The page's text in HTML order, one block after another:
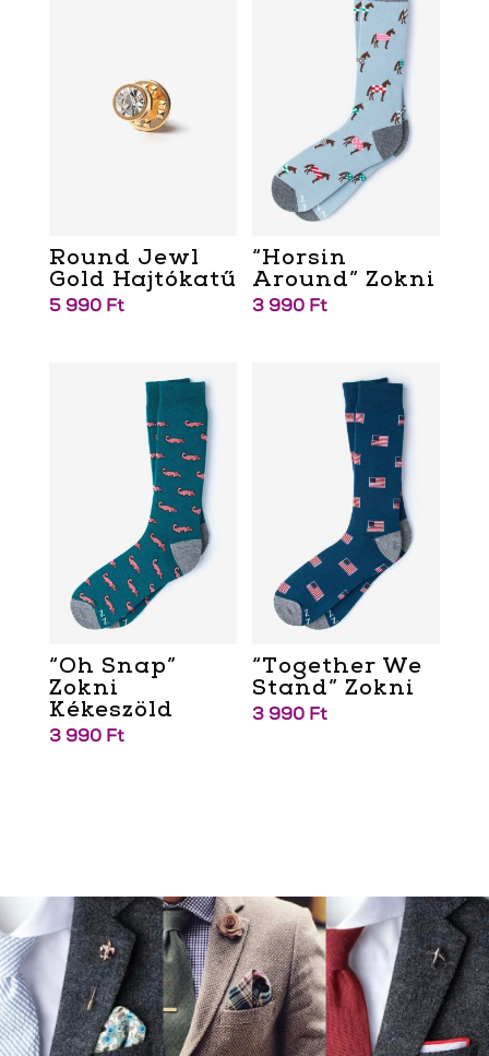
Round Jewl
Gold Hajtókatű
5 990 Ft
“Horsin
Around” Zokni
3 990 Ft
“Oh Snap”
Zokni
Kékeszöld
3 990 Ft
“Together We
Stand” Zokni
3 990 Ft